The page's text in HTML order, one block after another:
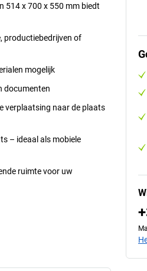
514 x 700 x 550 mm biedt
productiebedrijven of
mogelijk
documenten
verplaatsing naar de plaats
– ideaal als mobiele
ruimte voor uw